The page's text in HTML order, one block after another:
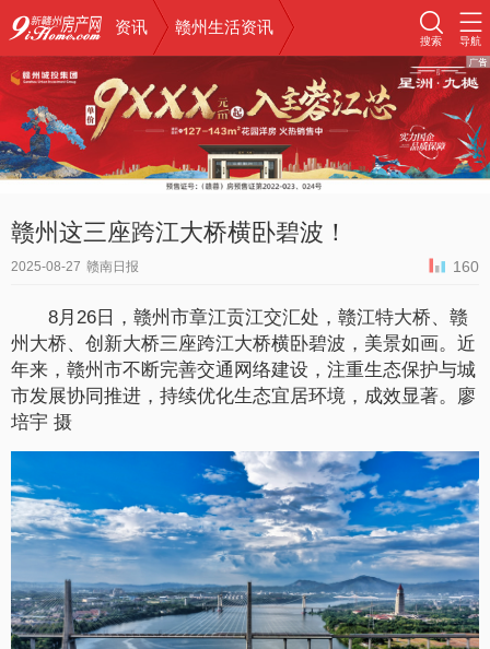
资讯 赣州生活资讯
搜索 导航
赣州这三座跨江大桥横卧碧波！
2025-08-27 赣南日报 160
8月26日，赣州市章江贡江交汇处，赣江特大桥、赣
州大桥、创新大桥三座跨江大桥横卧碧波，美景如画。近
年来，赣州市不断完善交通网络建设，注重生态保护与城
市发展协同推进，持续优化生态宜居环境，成效显著。廖
培宇 摄